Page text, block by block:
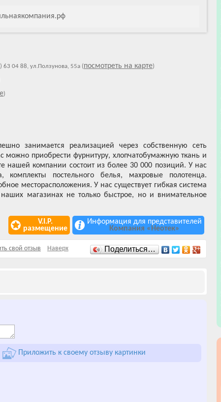
63 04 88, ул.Ползунова, 55а (посмотреть на карте)
)
занимается реализацией через собственную сеть
можно приобрести фурнитуру, хлопчатобумажную ткань и
нашей компании состоит из более 30 000 позиций. У нас
постельного белья, махровые полотенца.
месторасположения. У нас существует гибкая система
магазинах не только быстрое, но и внимательное
V.I.P.
размещение
Информация для представителей
Компания «Неотек»
свой отзыв Наверх Поделиться…
Приложить к своему отзыву картинки